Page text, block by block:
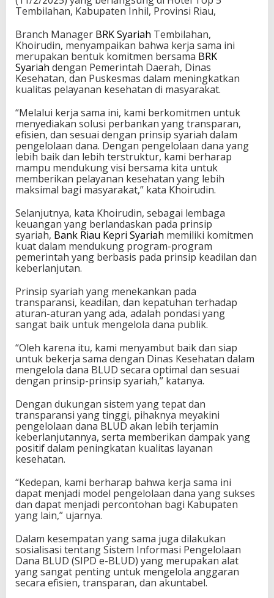
Tembilahan, Kabupaten Inhil, Provinsi Riau,
Branch Manager BRK Syariah Tembilahan,
Khoirudin, menyampaikan bahwa kerja sama ini
merupakan bentuk komitmen bersama BRK
Syariah dengan Pemerintah Daerah, Dinas
Kesehatan, dan Puskesmas dalam meningkatkan
kualitas pelayanan kesehatan di masyarakat.
“Melalui kerja sama ini, kami berkomitmen untuk
menyediakan solusi perbankan yang transparan,
efisien, dan sesuai dengan prinsip syariah dalam
pengelolaan dana. Dengan pengelolaan dana yang
lebih baik dan lebih terstruktur, kami berharap
mampu mendukung visi bersama kita untuk
memberikan pelayanan kesehatan yang lebih
maksimal bagi masyarakat,” kata Khoirudin.
Selanjutnya, kata Khoirudin, sebagai lembaga
keuangan yang berlandaskan pada prinsip
syariah, Bank Riau Kepri Syariah memiliki komitmen
kuat dalam mendukung program-program
pemerintah yang berbasis pada prinsip keadilan dan
keberlanjutan.
Prinsip syariah yang menekankan pada
transparansi, keadilan, dan kepatuhan terhadap
aturan-aturan yang ada, adalah pondasi yang
sangat baik untuk mengelola dana publik.
“Oleh karena itu, kami menyambut baik dan siap
untuk bekerja sama dengan Dinas Kesehatan dalam
mengelola dana BLUD secara optimal dan sesuai
dengan prinsip-prinsip syariah,” katanya.
Dengan dukungan sistem yang tepat dan
transparansi yang tinggi, pihaknya meyakini
pengelolaan dana BLUD akan lebih terjamin
keberlanjutannya, serta memberikan dampak yang
positif dalam peningkatan kualitas layanan
kesehatan.
“Kedepan, kami berharap bahwa kerja sama ini
dapat menjadi model pengelolaan dana yang sukses
dan dapat menjadi percontohan bagi Kabupaten
yang lain,” ujarnya.
Dalam kesempatan yang sama juga dilakukan
sosialisasi tentang Sistem Informasi Pengelolaan
Dana BLUD (SIPD e-BLUD) yang merupakan alat
yang sangat penting untuk mengelola anggaran
secara efisien, transparan, dan akuntabel.